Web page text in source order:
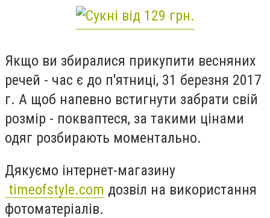
Якщо ви збиралися прикупити весняних
речей - час є до п'ятниці, 31 березня 2017
г. А щоб напевно встигнути забрати свій
розмір - покваптеся, за такими цінами
одяг розбирають моментально.
Дякуємо інтернет-магазину
timeofstyle.com дозвіл на використання
фотоматеріалів.